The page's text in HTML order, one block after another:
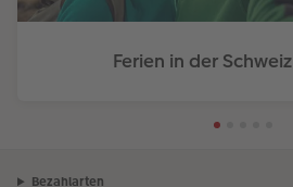
Ferien in der Schweiz
Bezahlarten